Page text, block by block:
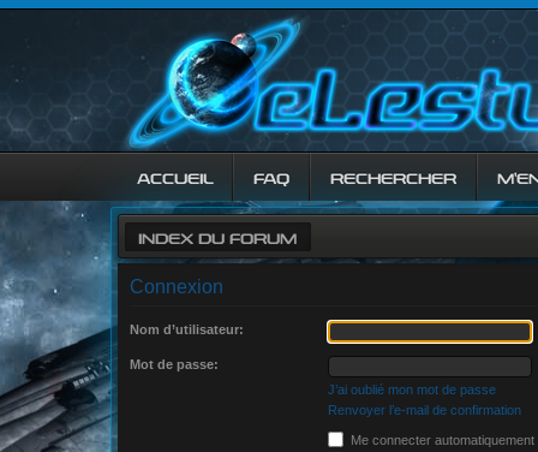
ACCUEIL FAQ RECHERCHER
INDEX DU FORUM
Connexion
Nom d’utilisateur:
Mot de passe:
J’ai oublié mon mot de passe
Renvoyer l’e-mail de confirmation
Me connecter